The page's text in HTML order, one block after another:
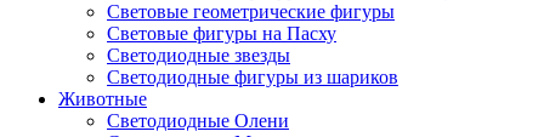
Световые геометрические фигуры
Световые фигуры на Пасху
Светодиодные звезды
Светодиодные фигуры из шариков
Животные
Светодиодные Олени